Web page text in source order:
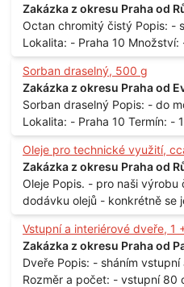
Zakázka z okresu Praha od
Octan chromitý čistý Popis: - sůl karboxylové kyseliny
Lokalita: - Praha 10
Sorban draselný, 500 g
Zakázka z okresu Praha od
Sorban draselný Popis: - do moštu Množství: - 500 kg
Oleje pro technické využití,
Zakázka z okresu Praha od
Oleje Popis. - pro naši výrobu čističů poptáváme
dodávku olejů - konkrétně se
mastných kyselin s převahou
technické využití - hustota při
Balení: - po 190 kg v sudu Množství: - cca 500 kg - roční
spotřeba Lokalita: - Praha
Vstupní a interiérové dveře, 1
Zakázka z okresu Praha od
Dveře Popis: - sháním vstupní a interiérové dveře pro byt
Rozměr a počet: - vstupní 80